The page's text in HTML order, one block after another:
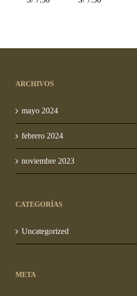
ARCHIVOS
mayo 2024
febrero 2024
noviembre 2023
CATEGORÍAS
Uncategorized
META